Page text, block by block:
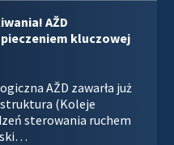
AŽD
kluczowej
AŽD zawarła już
(Koleje
sterowania ruchem